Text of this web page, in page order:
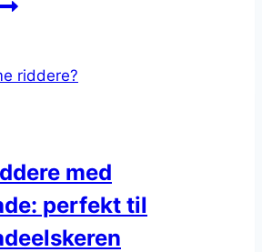
med
perfekt til